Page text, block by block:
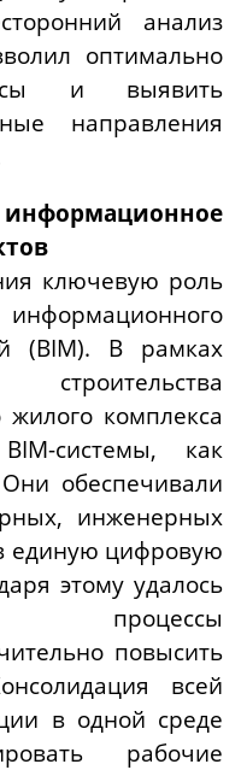
анализ
оптимально
и выявить
направления
ключевую роль
(BIM). В рамках
жилого комплекса
BIM-системы, как
Они обеспечивали
инженерных
единую цифровую
этому удалось
процессы
повысить
всей
в одной среде
рабочие